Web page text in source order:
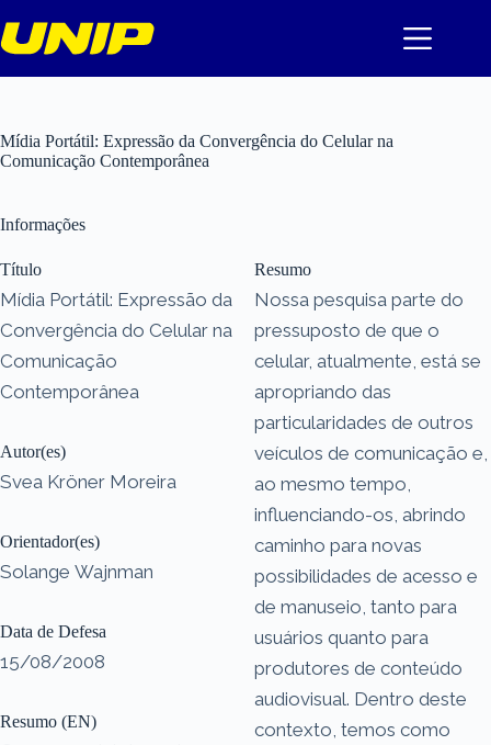
para
o
Mídia Portátil: Expressão da Convergência do Celular na
Comunicação Contemporânea
Informações
Título
Mídia Portátil: Expressão da
Convergência do Celular na
Comunicação
Contemporânea
Autor(es)
Svea Kröner Moreira
Orientador(es)
Solange Wajnman
Data de Defesa
15/08/2008
Resumo (EN)
Resumo
Nossa pesquisa parte do
pressuposto de que o
celular, atualmente, está se
apropriando das
particularidades de outros
veículos de comunicação e,
ao mesmo tempo,
influenciando-os, abrindo
caminho para novas
possibilidades de acesso e
de manuseio, tanto para
usuários quanto para
produtores de conteúdo
audiovisual. Dentro deste
contexto, temos como